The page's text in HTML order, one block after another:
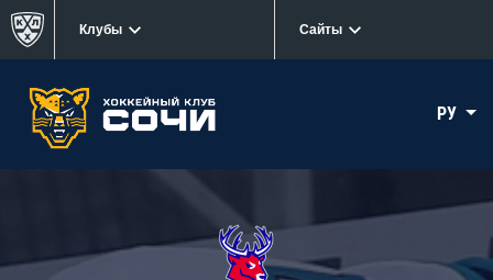
Клубы Сайты
РУ